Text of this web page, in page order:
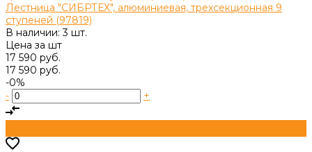
Лестница "СИБРТЕХ", алюминиевая, трехсекционная 9
ступеней (97819)
В наличии: 3 шт.
Цена за шт
17 590 руб.
17 590 руб.
-0%
-
+